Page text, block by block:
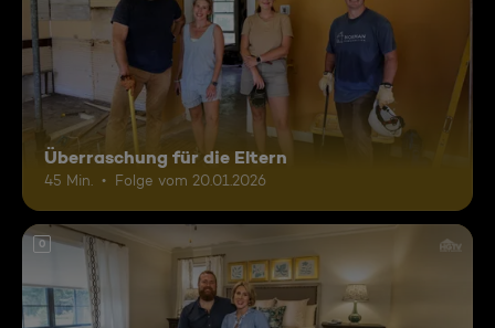
Überraschung für die Eltern
45 Min. Folge vom 20.01.2026
0